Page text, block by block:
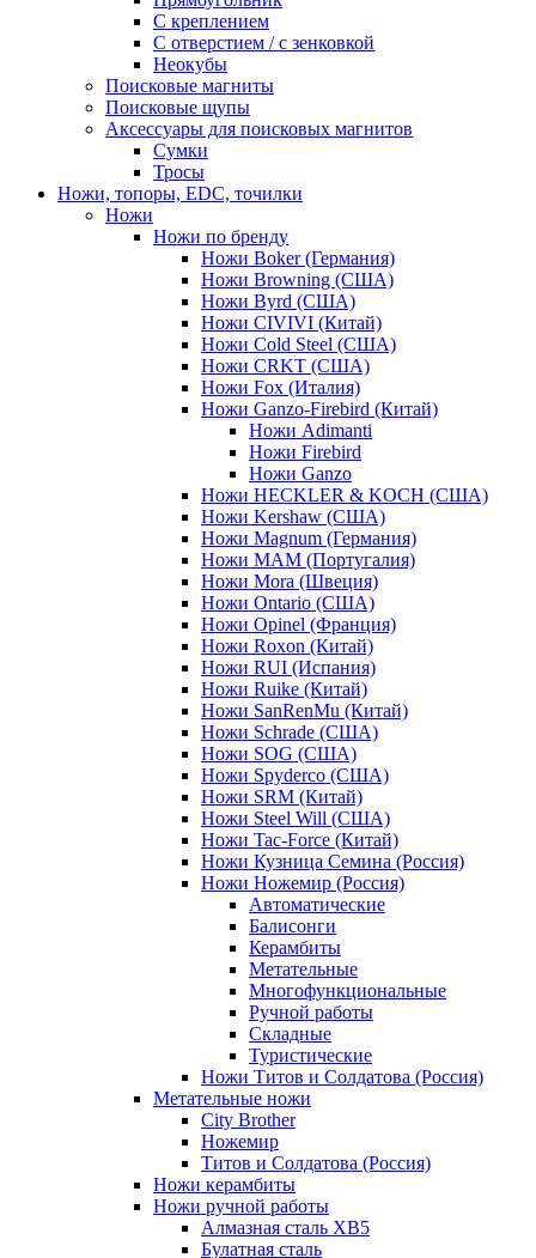
С креплением
С отверстием / с зенковкой
Неокубы
Поисковые магниты
Поисковые щупы
Аксессуары для поисковых магнитов
Сумки
Тросы
Ножи, топоры, EDC, точилки
Ножи
Ножи по бренду
Ножи Boker (Германия)
Ножи Browning (США)
Ножи Byrd (США)
Ножи CIVIVI (Китай)
Ножи Cold Steel (США)
Ножи CRKT (США)
Ножи Fox (Италия)
Ножи Ganzo-Firebird (Китай)
Ножи Adimanti
Ножи Firebird
Ножи Ganzo
Ножи HECKLER & KOCH (США)
Ножи Kershaw (США)
Ножи Magnum (Германия)
Ножи MAM (Португалия)
Ножи Mora (Швеция)
Ножи Ontario (США)
Ножи Opinel (Франция)
Ножи Roxon (Китай)
Ножи RUI (Испания)
Ножи Ruike (Китай)
Ножи SanRenMu (Китай)
Ножи Schrade (США)
Ножи SOG (США)
Ножи Spyderco (США)
Ножи SRM (Китай)
Ножи Steel Will (США)
Ножи Tac-Force (Китай)
Ножи Кузница Семина (Россия)
Ножи Ножемир (Россия)
Автоматические
Балисонги
Керамбиты
Метательные
Многофункциональные
Ручной работы
Складные
Туристические
Ножи Титов и Солдатова (Россия)
Метательные ножи
City Brother
Ножемир
Титов и Солдатова (Россия)
Ножи керамбиты
Ножи ручной работы
Алмазная сталь ХВ5
Булатная сталь